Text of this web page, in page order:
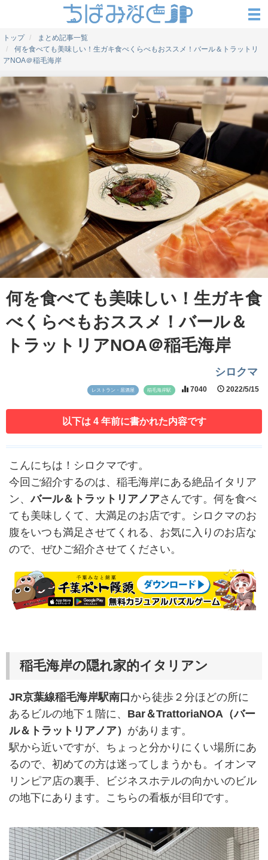
トップ
まとめ記事一覧
何を食べても美味しい！生ガキ食べくらべもおススメ！バール＆トラットリ
アNOA＠稲毛海岸
何を食べても美味しい！生ガキ食
べくらべもおススメ！バール＆
トラットリアNOA＠稲毛海岸
シロクマ
レストラン・居酒屋 稲毛海岸駅 7040 2022/5/15
以下は 4 年前に書かれた内容です
こんにちは！シロクマです。
今回ご紹介するのは、稲毛海岸にある絶品イタリア
ン、バール＆トラットリアノアさんです。何を食べ
ても美味しくて、大満足のお店です。シロクマのお
腹をいつも満足させてくれる、お気に入りのお店な
ので、ぜひご紹介させてください。
稲毛海岸の隠れ家的イタリアン
JR京葉線稲毛海岸駅南口 から徒歩２分ほどの所に
あるビルの地下１階に、 Bar＆TrattoriaNOA（バー
ル＆トラットリアノア） があります。
駅から近いですが、ちょっと分かりにくい場所にあ
るので、初めての方は迷ってしまうかも。イオンマ
リンピア店の裏手、ビジネスホテルの向かいのビル
の地下にあります。こちらの看板が目印です。